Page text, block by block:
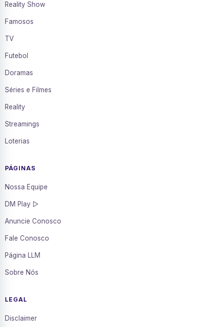
Reality Show
Famosos
TV
Futebol
Doramas
Séries e Filmes
Reality
Streamings
Loterias
PÁGINAS
Nossa Equipe
DM Play ▷
Anuncie Conosco
Fale Conosco
Página LLM
Sobre Nós
LEGAL
Disclaimer